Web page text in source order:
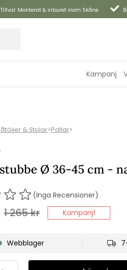
Tillval: Monterat & inburet inom Skåne
Kampanj
& Stolar>Pallar>
Ø 36-45 cm -
(Inga Recensioner)
1 265kr Kampanj!
Webblager